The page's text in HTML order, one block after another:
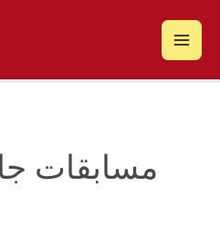
محتوا
Main
Menu
مسابقات